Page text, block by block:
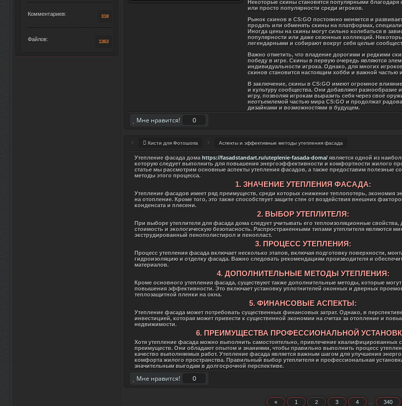
Комментариев: 318
Файлов: 1363
Некоторые скины становятся популярными благодаря
или просто популярности среди игроков.
Рынок скинов в CS:GO постоянно меняется и
продать или обменять скины на платформах,
Иногда цены на скины могут сильно колебаться в
популярности или даже сезонных коллекций.
легендарными и собирают вокруг себя целые
Важно отметить, что владение дорогими и редкими
победу в игре. Скины в первую очередь являются
индивидуальности игрока. Однако, для многих
скинов становится настоящим хобби и важной частью
В заключение, скины в CS:GO имеют огромное
и культуру сообщества. Они добавляют разнообразие
игру, позволяя игрокам выразить себя через своё
неотъемлемой частью мира CS:GO и продолжат
дизайнами и возможностями в будущем.
Мне нравится! 0
Кисти для Фотошопа Аспекты и эффективные методы утепления фасада
Утепление фасада дома https://fasadstandart.ru/uteplenie-fasada-doma/является одной из
которую следует выполнить для повышения энергоэффективности и комфортности жилого
статье мы рассмотрим основные аспекты утепления фасадов, а также предоставим полезные
методы этого процесса.
1. ЗНАЧЕНИЕ УТЕПЛЕНИЯ ФАСАДА:
Утепление фасадов имеет ряд преимуществ, среди которых снижение теплопотерь, экономия
на отопление. Кроме того, это также способствует защите стен от воздействия внешних
конденсата и плесени.
2. ВЫБОР УТЕПЛИТЕЛЯ:
При выборе утеплителя для фасада дома следует учитывать его теплоизоляционные свойства,
стоимость и экологическую безопасность. Распространенными типами утеплителя являются
экструдированный пенополистирол и пенопласт.
3. ПРОЦЕСС УТЕПЛЕНИЯ:
Процесс утепления фасада включает несколько этапов, включая подготовку поверхности,
гидроизоляцию и отделку фасада. Важно следовать рекомендациям производителя и
материалов.
4. ДОПОЛНИТЕЛЬНЫЕ МЕТОДЫ УТЕПЛЕНИЯ:
Кроме основного утепления фасада, существуют также дополнительные методы, которые
повышения эффективности. Это включает установку уплотнителей оконных и дверных
теплозащитной пленки на окна.
5. ФИНАНСОВЫЕ АСПЕКТЫ:
Утепление фасада может потребовать существенных финансовых затрат. Однако, в
инвестицией, которая может привести к существенной экономии на счетах за отопление и
недвижимости.
6. ПРЕИМУЩЕСТВА ПРОФЕССИОНАЛЬНОЙ
Хотя утепление фасада можно выполнить самостоятельно, привлечение квалифицированных
преимуществ. Они обладают опытом и знаниями, чтобы правильно выполнить процесс
качество выполняемых работ. Утепление фасада является важным шагом для улучшения
комфорта жилого пространства. Правильный выбор утеплителя и профессиональная
значительным выгодам в долгосрочной перспективе.
Мне нравится! 0
« 1 2 3 4 340